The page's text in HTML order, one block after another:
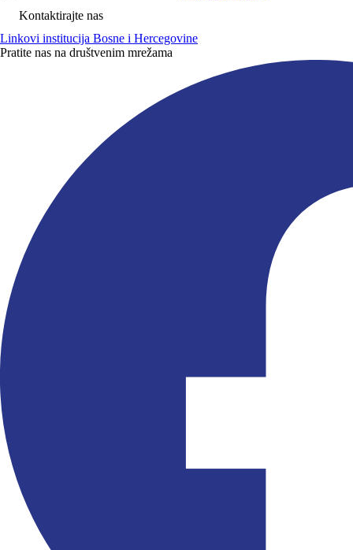
Kontaktirajte nas
Linkovi institucija Bosne i Hercegovine
Pratite nas na društvenim mrežama